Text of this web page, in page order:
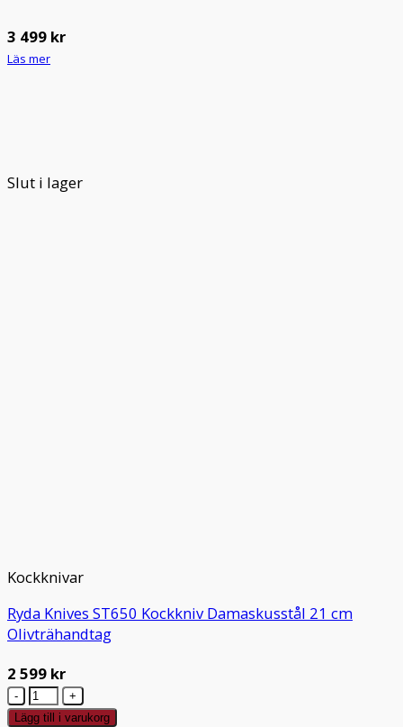
Slut i lager
3 499 kr
Läs mer
Kockknivar
Ryda Knives ST650 Kockkniv Damaskusstål 21 cm
Olivträhandtag
2 599 kr
Ryda
Knives
Lägg till i varukorg